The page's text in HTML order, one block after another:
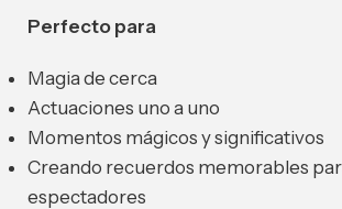
Perfecto para
Magia de cerca
Actuaciones uno a uno
Momentos mágicos y significativos
Creando recuerdos memorables
espectadores